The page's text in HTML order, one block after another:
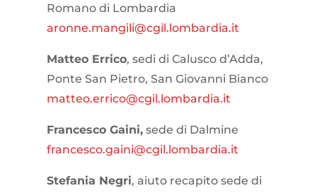
Romano di Lombardia
aronne.mangili@cgil.lombardia.it
Matteo Errico, sedi di Calusco d’Adda,
Ponte San Pietro, San Giovanni Bianco
matteo.errico@cgil.lombardia.it
Francesco Gaini,sede di Dalmine
francesco.gaini@cgil.lombardia.it
Stefania Negri, aiuto recapito sede di